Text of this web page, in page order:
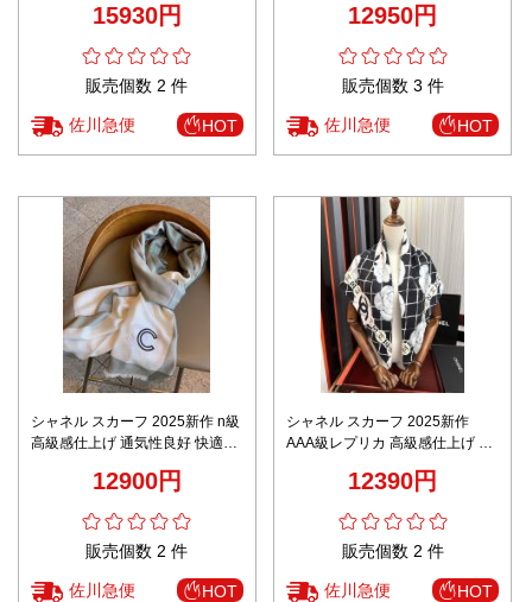
縫製 安心サイト15930円
販売個数 2 件
佐川急便 HOT
数量限定入荷12950円
販売個数 3 件
佐川急便 HOT
シャネル スカーフ 2025新作 n級
高級感仕上げ 通気性良好 快適な
12900円
販売個数 2 件
佐川急便 HOT
シャネル スカーフ 2025新作
AAA級レプリカ 高級感仕上げ 精
着心地 数量限定入荷
12390円
販売個数 2 件
佐川急便 HOT